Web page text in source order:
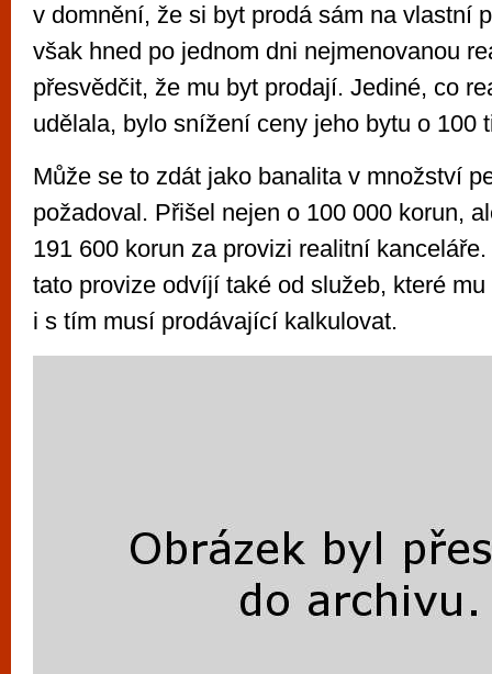
v domnění, že si byt prodá sám na vlastní
však hned po jednom dni nejmenovanou
přesvědčit, že mu byt prodají. Jediné, co
udělala, bylo snížení ceny jeho bytu o 100
Může se to zdát jako banalita v množství
požadoval. Přišel nejen o 100 000 korun,
191 600 korun za provizi realitní
tato provize odvíjí také od služeb, které
i s tím musí prodávající kalkulovat.